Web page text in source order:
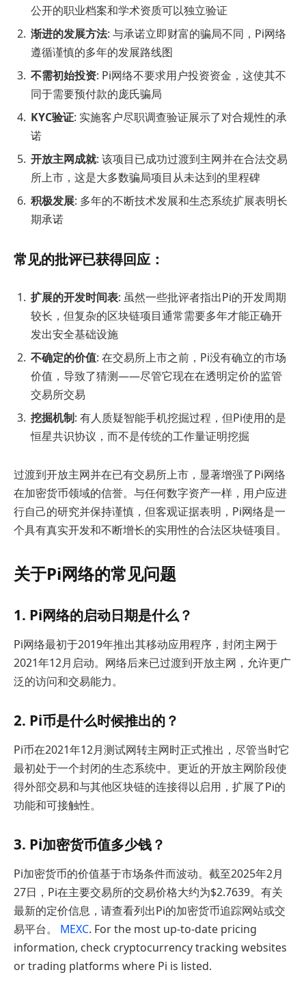
公开的职业档案和学术资质可以独立验证
渐进的发展方法: 与承诺立即财富的骗局不同，Pi网络
遵循谨慎的多年的发展路线图
不需初始投资: Pi网络不要求用户投资资金，这使其不
同于需要预付款的庞氏骗局
KYC验证: 实施客户尽职调查验证展示了对合规性的承
诺
开放主网成就: 该项目已成功过渡到主网并在合法交易
所上市，这是大多数骗局项目从未达到的里程碑
积极发展: 多年的不断技术发展和生态系统扩展表明长
期承诺
常见的批评已获得回应：
扩展的开发时间表: 虽然一些批评者指出Pi的开发周期
较长，但复杂的区块链项目通常需要多年才能正确开
发出安全基础设施
不确定的价值: 在交易所上市之前，Pi没有确立的市场
价值，导致了猜测——尽管它现在在透明定价的监管
交易所交易
挖掘机制: 有人质疑智能手机挖掘过程，但Pi使用的是
恒星共识协议，而不是传统的工作量证明挖掘
过渡到开放主网并在已有交易所上市，显著增强了Pi网络
在加密货币领域的信誉。与任何数字资产一样，用户应进
行自己的研究并保持谨慎，但客观证据表明，Pi网络是一
个具有真实开发和不断增长的实用性的合法区块链项目。
关于Pi网络的常见问题
1. Pi网络的启动日期是什么？
Pi网络最初于2019年推出其移动应用程序，封闭主网于
2021年12月启动。网络后来已过渡到开放主网，允许更广
泛的访问和交易能力。
2. Pi币是什么时候推出的？
Pi币在2021年12月测试网转主网时正式推出，尽管当时它
最初处于一个封闭的生态系统中。更近的开放主网阶段使
得外部交易和与其他区块链的连接得以启用，扩展了Pi的
功能和可接触性。
3. Pi加密货币值多少钱？
Pi加密货币的价值基于市场条件而波动。截至2025年2月
27日，Pi在主要交易所的交易价格大约为$2.7639。有关
最新的定价信息，请查看列出Pi的加密货币追踪网站或交
易平台。 MEXC. For the most up-to-date pricing
information, check cryptocurrency tracking websites
or trading platforms where Pi is listed.